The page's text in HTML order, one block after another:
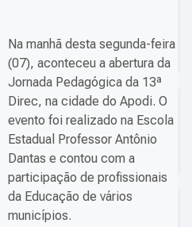
Na manhã desta segunda-feira
(07), aconteceu a abertura da
Jornada Pedagógica da 13ª
Direc, na cidade do Apodi. O
evento foi realizado na Escola
Estadual Professor Antônio
Dantas e contou com a
participação de profissionais
da Educação de vários
municípios.